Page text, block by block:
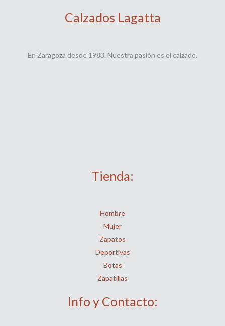
Calzados Lagatta
En Zaragoza desde 1983. Nuestra pasión es el calzado.
Tienda:
Hombre
Mujer
Zapatos
Deportivas
Botas
Zapatillas
Info y Contacto: